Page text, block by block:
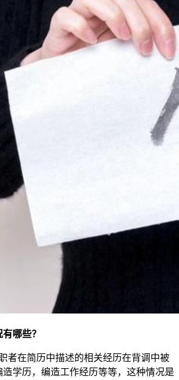
哪些？
者在简历中描述的相关经历在背调中被
学历，编造工作经历等等，这种情况是